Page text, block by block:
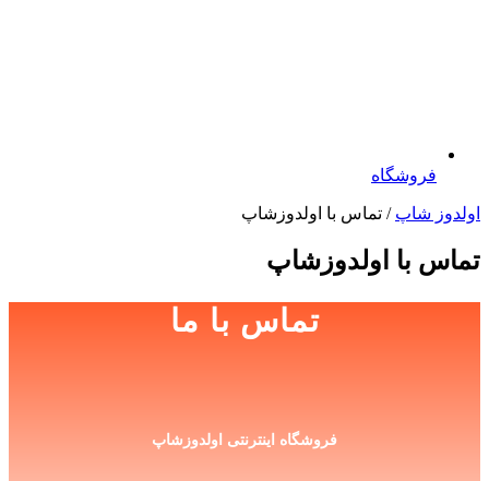
فروشگاه
اولدوز شاپ / تماس با اولدوزشاپ
تماس با اولدوزشاپ
تماس با ما
فروشگاه اینترنتی اولدوزشاپ